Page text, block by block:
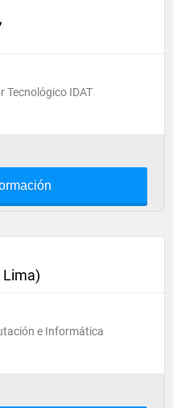
Tecnológico IDAT
Lima)
e Informática